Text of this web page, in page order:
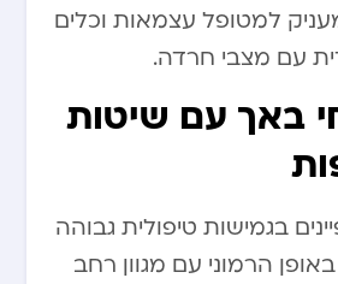
למטופל עצמאות וכלים
עם מצבי חרדה.
באך עם שיטות
בגמישות טיפולית גבוהה
הרמוני עם מגוון רחב